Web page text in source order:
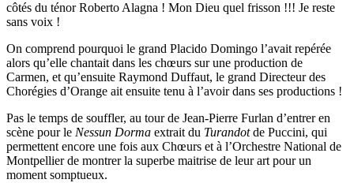
côtés du ténor Roberto Alagna ! Mon Dieu quel frisson !!! Je reste
sans voix !
On comprend pourquoi le grand Placido Domingo l’avait repérée
alors qu’elle chantait dans les chœurs sur une production de
Carmen, et qu’ensuite Raymond Duffaut, le grand Directeur des
Chorégies d’Orange ait ensuite tenu à l’avoir dans ses productions !
Pas le temps de souffler, au tour de Jean-Pierre Furlan d’entrer en
scène pour le Nessun Dorma extrait du Turandotde Puccini, qui
permettent encore une fois aux Chœurs et à l’Orchestre National de
Montpellier de montrer la superbe maitrise de leur art pour un
moment somptueux.